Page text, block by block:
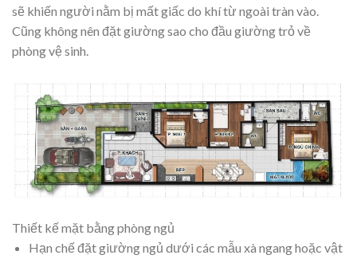
sẽ khiến người nằm bị mất giấc do khí từ ngoài tràn vào.
Cũng không nên đặt giường sao cho đầu giường trỏ về
phòng vệ sinh.
Thiết kế mặt bằng phòng ngủ
Hạn chế đặt giường ngủ dưới các mẫu xà ngang hoặc vật